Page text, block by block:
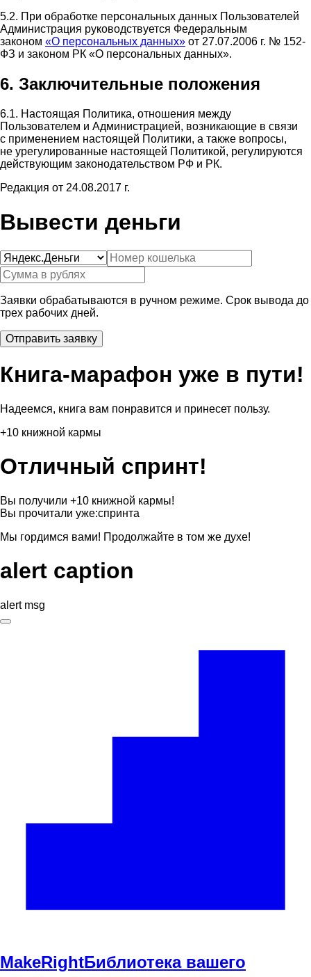
5.2. При обработке персональных данных Пользователей
Администрация руководствуется Федеральным
законом «О персональных данных» от 27.07.2006 г. № 152-
ФЗ и законом РК «О персональных данных».
6. Заключительные положения
6.1. Настоящая Политика, отношения между
Пользователем и Администрацией, возникающие в связи
с применением настоящей Политики, а также вопросы,
не урегулированные настоящей Политикой, регулируются
действующим законодательством РФ и РК.
Редакция от 24.08.2017 г.
Вывести деньги
Заявки обрабатываются в ручном режиме. Срок вывода до
трех рабочих дней.
Книга-марафон уже в пути!
Надеемся, книга вам понравится и принесет пользу.
+10 книжной кармы
Отличный спринт!
Вы получили +10 книжной кармы!
Вы прочитали уже:спринта
Мы гордимся вами! Продолжайте в том же духе!
alert caption
alert msg
MakeRightБиблиотека вашего